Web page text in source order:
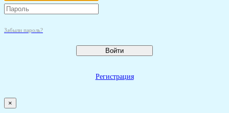
Забыли пароль?
Войти
Регистрация
×